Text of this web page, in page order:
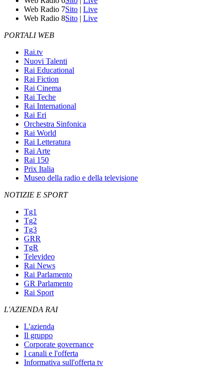
Web Radio 7Sito | Live
Web Radio 8Sito | Live
PORTALI WEB
Rai.tv
Nuovi Talenti
Rai Educational
Rai Fiction
Rai Cinema
Rai Teche
Rai International
Rai Eri
Orchestra Sinfonica
Rai World
Rai Letteratura
Rai Arte
Rai 150
Prix Italia
Museo della radio e della televisione
NOTIZIE E SPORT
Tg1
Tg2
Tg3
GRR
TgR
Televideo
Rai News
Rai Parlamento
GR Parlamento
Rai Sport
L'AZIENDA RAI
L'azienda
Il gruppo
Corporate governance
I canali e l'offerta
Informativa sull'offerta tv